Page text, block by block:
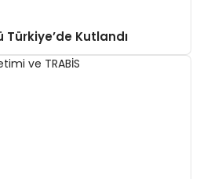
Kutlandı